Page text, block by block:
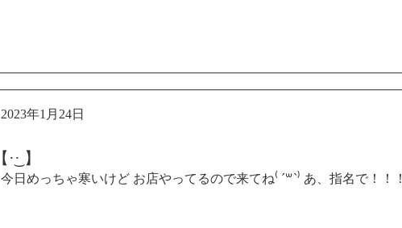
2023年1月24日
【·͜· ︎︎】
今日めっちゃ寒いけど お店やってるので来てね⁽ ´꒳`⁾ あ、指名で！！！